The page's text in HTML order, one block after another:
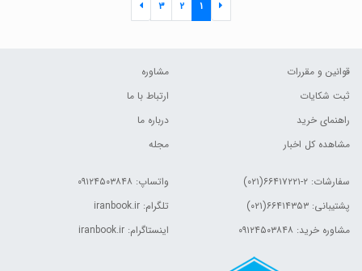
۱ ۲ ۳
قوانین و مقررات
ثبت شکایات
راهنمای خرید
مشاهده کل اخبار
مشاوره
ارتباط با ما
درباره ما
مجله
سفارشات: ۲-۶۶۴۱۷۲۲۱(۰۲۱)
پشتیبانی: ۶۶۴۱۴۳۵۳(۰۲۱)
مشاوره خرید: ۰۹۱۲۴۵۰۳۸۴۸
واتساپ: ۰۹۱۲۴۵۰۳۸۴۸
تلگرام: iranbook.ir
اینستاگرام: iranbook.ir